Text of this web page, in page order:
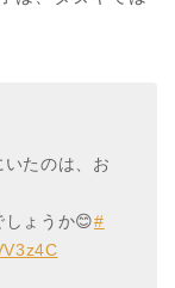
たのは、お
しょうか😊#